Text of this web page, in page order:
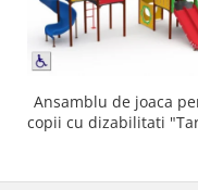
Ansamblu de joaca
copii cu dizabilitati